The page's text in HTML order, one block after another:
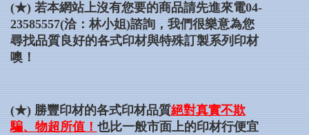
(★) 若本網站上沒有您要的商品請先進來電04-
23585557(洽：林小姐)諮詢，我們很樂意為您
尋找品質良好的各式印材與特殊訂製系列印材
噢！
(★) 勝豐印材的各式印材品質絕對真實不欺
騙、物超所值！ 也比一般市面上的印材行便宜